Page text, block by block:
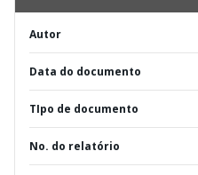
Autor
Data do documento
TIpo de documento
No. do relatório